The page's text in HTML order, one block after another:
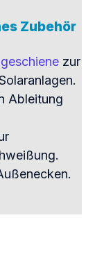
Zubehör
zur
Ableitung